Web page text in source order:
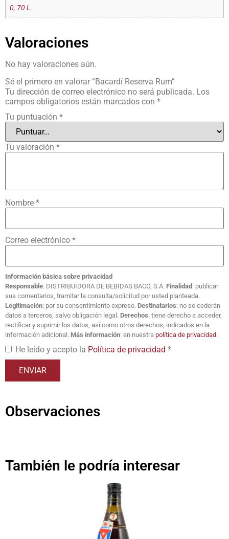
0, 70 L.
Valoraciones
No hay valoraciones aún.
Sé el primero en valorar “Bacardí Reserva Rum”
Tu dirección de correo electrónico no será publicada. Los
campos obligatorios están marcados con *
Tu puntuación *
Tu valoración *
Nombre *
Correo electrónico *
Información básica sobre privacidad
Responsable: DISTRIBUIDORA DE BEBIDAS BACO, S.A. Finalidad: publicar
sus comentarios, tramitar la consulta/solicitud por usted planteada.
Legitimación: por su consentimiento expreso. Destinatarios: no se cederán
datos a terceros, salvo obligación legal. Derechos: tiene derecho a acceder,
rectificar y suprimir los datos, así como otros derechos, indicados en la
información adicional. Más información: en nuestra política de privacidad.
He leído y acepto la Política de privacidad *
Observaciones
También le podría interesar